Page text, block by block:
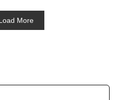
More